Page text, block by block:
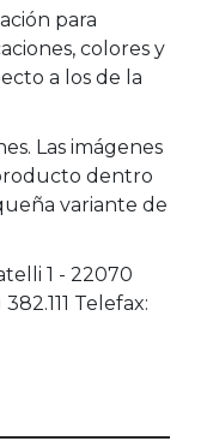
para
colores y
a los de la
Las imágenes
dentro
variante de
1 - 22070
Telefax: